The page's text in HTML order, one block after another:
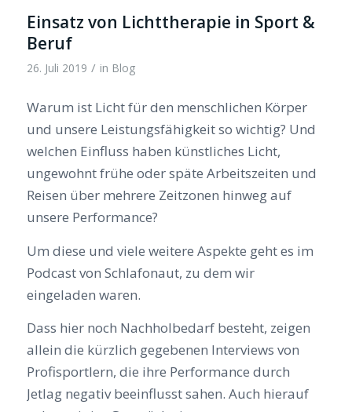
Einsatz von Lichttherapie in Sport &
Beruf
26. Juli 2019 / in Blog
Warum ist Licht für den menschlichen Körper
und unsere Leistungsfähigkeit so wichtig? Und
welchen Einfluss haben künstliches Licht,
ungewohnt frühe oder späte Arbeitszeiten und
Reisen über mehrere Zeitzonen hinweg auf
unsere Performance?
Um diese und viele weitere Aspekte geht es im
Podcast von Schlafonaut, zu dem wir
eingeladen waren.
Dass hier noch Nachholbedarf besteht, zeigen
allein die kürzlich gegebenen Interviews von
Profisportlern, die ihre Performance durch
Jetlag negativ beeinflusst sahen. Auch hierauf